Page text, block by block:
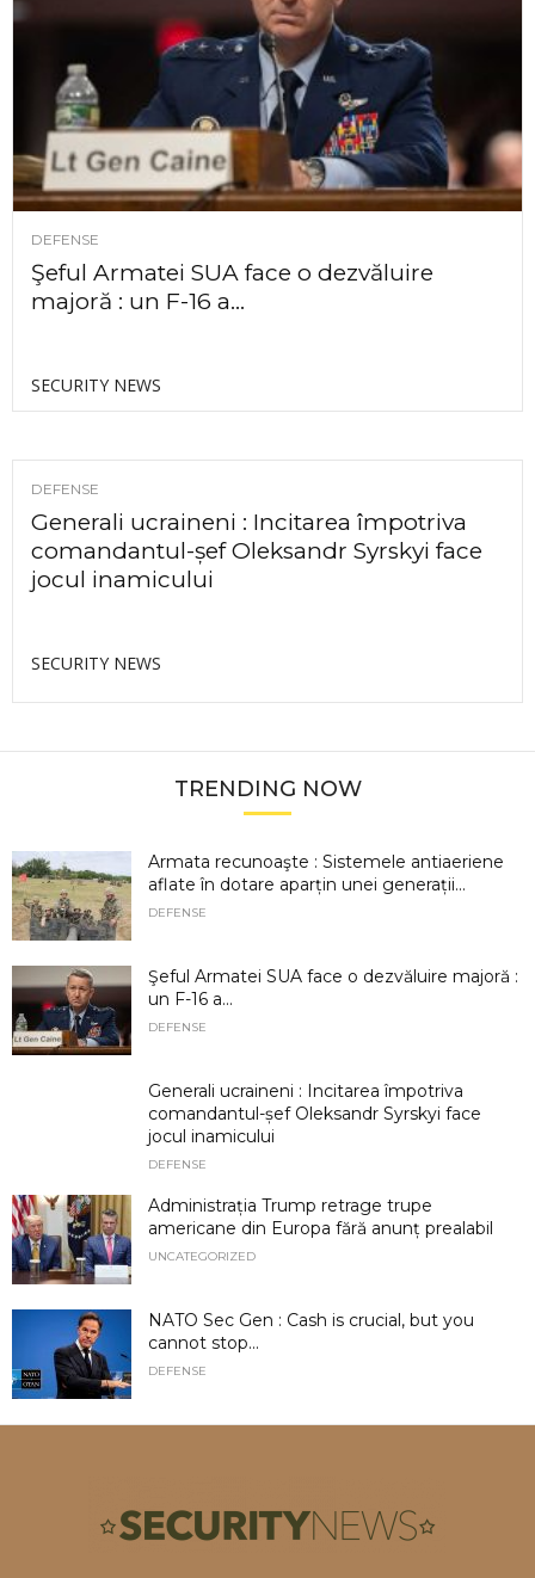
DEFENSE
Şeful Armatei SUA face o dezvăluire
majoră : un F-16 a...
SECURITY NEWS
DEFENSE
Generali ucraineni : Incitarea împotriva
comandantul-șef Oleksandr Syrskyi face
jocul inamicului
SECURITY NEWS
TRENDING NOW
Armata recunoaşte : Sistemele antiaeriene
aflate în dotare aparțin unei generații...
DEFENSE
Şeful Armatei SUA face o dezvăluire majoră :
un F-16 a...
DEFENSE
Generali ucraineni : Incitarea împotriva
comandantul-șef Oleksandr Syrskyi face
jocul inamicului
DEFENSE
Administrația Trump retrage trupe
americane din Europa fără anunț prealabil
UNCATEGORIZED
NATO Sec Gen : Cash is crucial, but you
cannot stop...
DEFENSE